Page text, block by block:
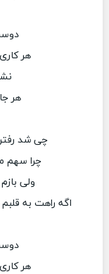
هر
هر
چی شد
چرا سهم
ولی
اگه راهت به
هر